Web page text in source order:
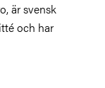
är svensk
och har